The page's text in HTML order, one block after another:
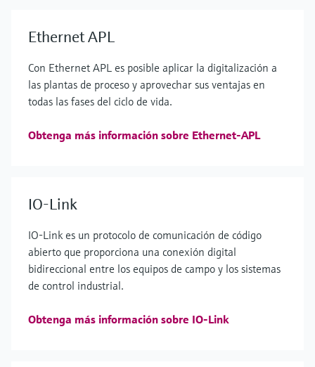
Ethernet APL
Con Ethernet APL es posible aplicar la digitalización a
las plantas de proceso y aprovechar sus ventajas en
todas las fases del ciclo de vida.
Obtenga más información sobre Ethernet-APL
IO-Link
IO-Link es un protocolo de comunicación de código
abierto que proporciona una conexión digital
bidireccional entre los equipos de campo y los sistemas
de control industrial.
Obtenga más información sobre IO-Link